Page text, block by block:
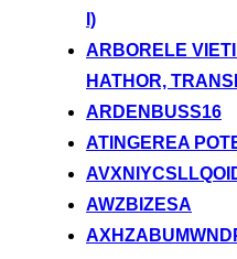
I)
ARBORELE
HATHOR,
ARDENBUSS16
ATINGEREA
AWZBIZESA